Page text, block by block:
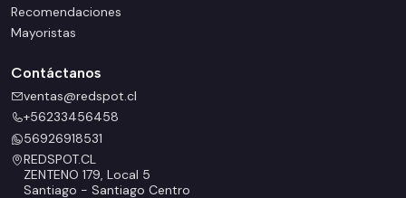
Recomendaciones
Mayoristas
Contáctanos
ventas@redspot.cl
+56233456458
56926918531
REDSPOT.CL
ZENTENO 179, Local 5
Santiago - Santiago Centro